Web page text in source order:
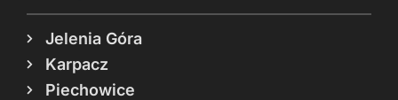
Jelenia Góra
Karpacz
Piechowice